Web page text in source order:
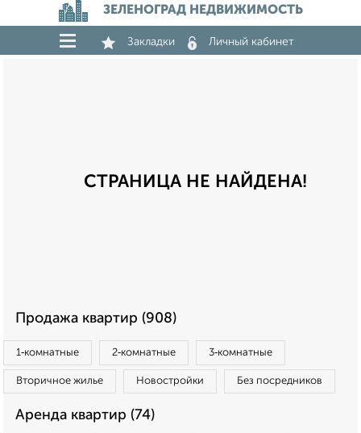
ЗЕЛЕНОГРАД НЕДВИЖИМОСТЬ
Закладки Личный кабинет
СТРАНИЦА НЕ НАЙДЕНА!
Продажа квартир (908)
1‑комнатные 2‑комнатные 3‑комнатные
Вторичное жилье Новостройки Без посредников
Аренда квартир (74)